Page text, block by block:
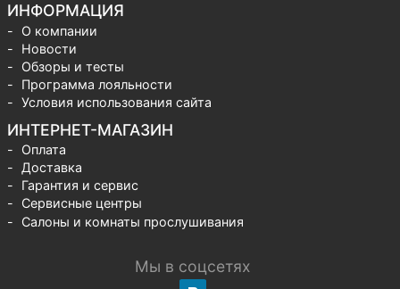
ИНФОРМАЦИЯ
О компании
Новости
Обзоры и тесты
Программа лояльности
Условия использования сайта
ИНТЕРНЕТ-МАГАЗИН
Оплата
Доставка
Гарантия и сервис
Сервисные центры
Салоны и комнаты прослушивания
Мы в соцсетях